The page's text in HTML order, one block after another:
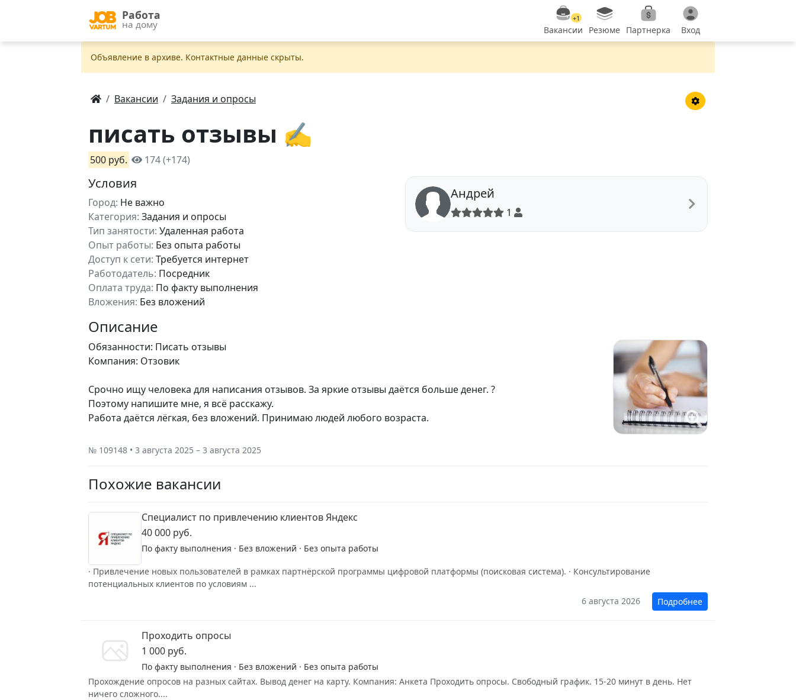
Работа
на дому
+1
Вакансии Резюме Партнерка Вход
Объявление в apxивe. Контактные данные скрыты.
Вакансии Задания и опросы
писать отзывы ✍️
500 руб. 174 (+174)
Условия
Город: Не важно
Категория: Задания и опросы
Тип занятости: Удаленная работа
Опыт работы: Без опыта работы
Доступ к сети: Требуется интернет
Работодатель: Посредник
Оплата труда: По факту выполнения
Вложения: Без вложений
Андрей
1
Описание
Обязанности: Писать отзывы
Компания: Отзовик
Срочно ищу человека для написания отзывов. За яркие отзывы даётся больше денег. ?
Поэтому напишите мне, я всё расскажу.
Работа даётся лёгкая, без вложений. Принимаю людей любого возраста.
№ 109148 • 3 августа 2025 – 3 августа 2025
Похожие вакансии
Специалист по привлечению клиентов Яндекс
40 000 руб.
По факту выполнения · Без вложений · Без опыта работы
· Привлечение новых пользователей в рамках партнёрской программы цифровой платформы (поисковая система). · Консультирование
потенциальных клиентов по условиям ...
6 августа 2026
Подробнее
Проходить опросы
1 000 руб.
По факту выполнения · Без вложений · Без опыта работы
Прохождение опросов на разных сайтах. Вывод денег на карту. Компания: Анкета Проходить опросы. Свободный график. 15-20 минут в день. Нет
ничего сложного....